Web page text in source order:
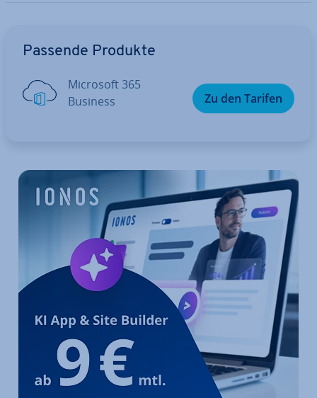
Passende Produkte
Microsoft 365
Business
Zu den Tarifen